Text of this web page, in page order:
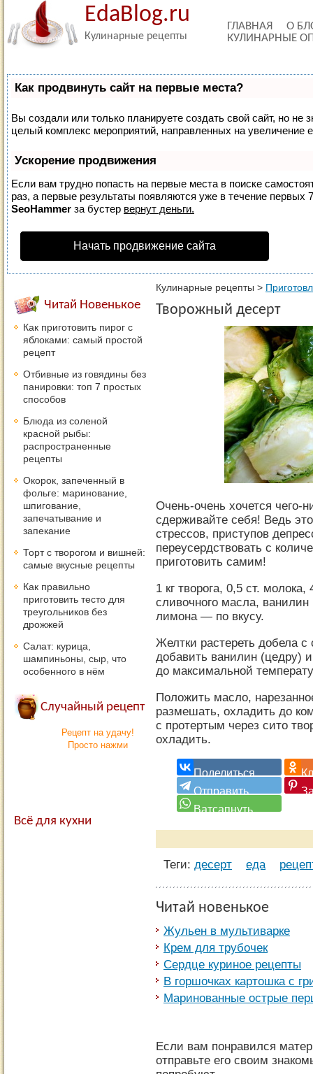
EdaBlog.ru
Кулинарные рецепты
ГЛАВНАЯ
О
КУЛИНАРНЫЕ
Как продвинуть сайт на первые места?
Вы создали или только планируете создать свой сайт, но не
целый комплекс мероприятий, направленных на увеличение
Ускорение продвижения
Если вам трудно попасть на первые места в поиске
раз, а первые результаты появляются уже в течение первых
SeoHammer за бустер вернут деньги.
Начать продвижение сайта
Кулинарные рецепты >
Творожный десерт
Очень-очень хочется чего-
сдерживайте себя! Ведь
стрессов, приступов
переусердствовать с
приготовить самим!
1 кг творога, 0,5 ст.
сливочного масла,
лимона — по вкусу.
Желтки растереть добела
добавить ванилин (цедру)
до максимальной
Положить масло,
размешать, охладить до
с протертым через сито
охладить.
Теги: десерт еда
Читай новенькое
Жульен в мультиварке
Крем для трубочек
Сердце куриное рецепты
В горшочках картошка с
Маринованные острые
Если вам понравился
отправьте его своим
Читай Новенькое
Как приготовить пирог с
яблоками: самый простой
рецепт
Отбивные из говядины без
панировки: топ 7 простых
способов
Блюда из соленой
красной рыбы:
распространенные
рецепты
Окорок, запеченный в
фольге: маринование,
шпигование,
запечатывание и
запекание
Торт с творогом и вишней:
самые вкусные рецепты
Как правильно
приготовить тесто для
треугольников без
дрожжей
Салат: курица,
шампиньоны, сыр, что
особенного в нём
Случайный рецепт
Рецепт на удачу!
Просто нажми
Всё для кухни